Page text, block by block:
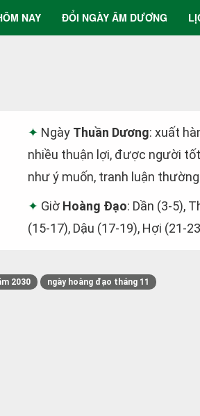
NAY ĐỔI NGÀY ÂM DƯƠNG
Ngày Thuần Dương: xuất
nhiều thuận lợi, được người
như ý muốn, tranh luận
Giờ Hoàng Đạo: Dần (3-5),
(15-17), Dậu (17-19), Hợi (21-
2030 ngày hoàng đạo tháng 11